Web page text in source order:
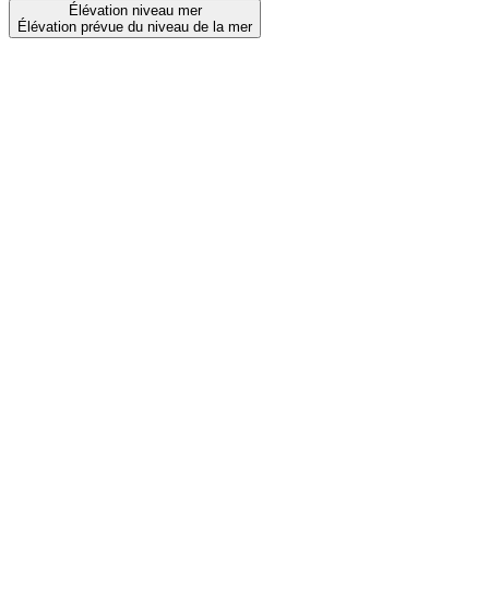
Élévation niveau mer
Élévation prévue du niveau de la mer